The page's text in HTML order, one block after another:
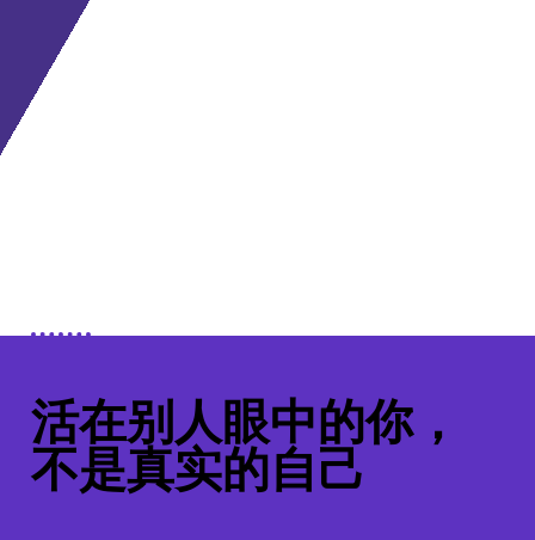
活在别人眼中的你，
不是真实的自己